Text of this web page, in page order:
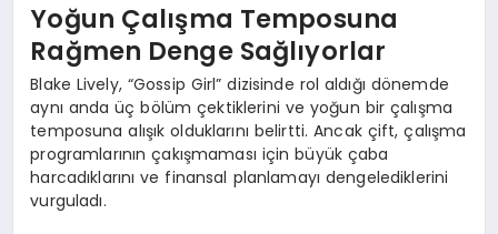
EĞITIM
Yoğun Çalışma Temposuna
Rağmen Denge Sağlıyorlar
Blake Lively, “Gossip Girl” dizisinde rol aldığı dönemde
aynı anda üç bölüm çektiklerini ve yoğun bir çalışma
temposuna alışık olduklarını belirtti. Ancak çift, çalışma
programlarının çakışmaması için büyük çaba
harcadıklarını ve finansal planlamayı dengelediklerini
vurguladı.